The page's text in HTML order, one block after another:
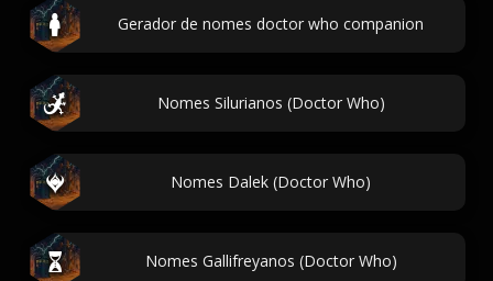
Gerador de nomes doctor who companion
Nomes Silurianos (Doctor Who)
Nomes Dalek (Doctor Who)
Nomes Gallifreyanos (Doctor Who)